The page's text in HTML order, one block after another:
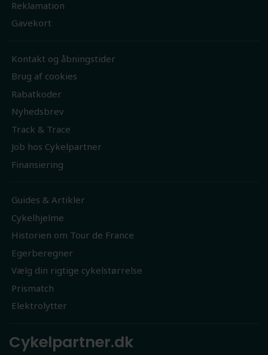
Reklamation
Gavekort
Kontakt og åbningstider
Brug af cookies
Rabatkoder
Nyhedsbrev
Track & Trace
Job hos Cykelpartner
Finansiering
Guides & Artikler
Cykelhjelme
Historien om Tour de France
Egerberegner
Vælg din rigtige cykelstørrelse
Prismatch
Elektrolytter
Cykelpartner.dk